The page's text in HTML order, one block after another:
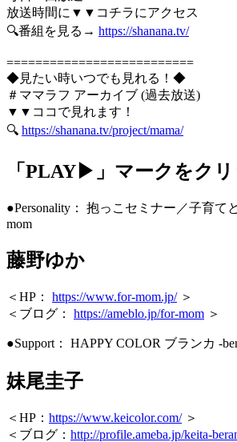
放送時間に▼▼コチラにアクセス
🔍番組を見る→ https://shanana.tv/
==========================
◆見たい時いつでも見れる！◆
＃ママラフ アーカイブ (過去放送)
▼▼ココで見れます！
🔍 https://shanana.tv/project/mama/
「PLAY▶」マークをクリ
●Personality： 抱っこセミナー／子育て
mom
藤野ゆか
＜HP： https://www.for-mom.jp/＞
＜ブログ： https://ameblo.jp/for-mom ＞
●Support： HAPPY COLOR ブランカ -
妹尾圭子
＜HP： https://www.keicolor.com/＞
＜ブログ： http://profile.ameba.jp/keita-